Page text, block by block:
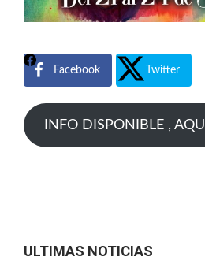
Facebook Twitter
INFO DISPONIBLE , AQUI
ULTIMAS NOTICIAS